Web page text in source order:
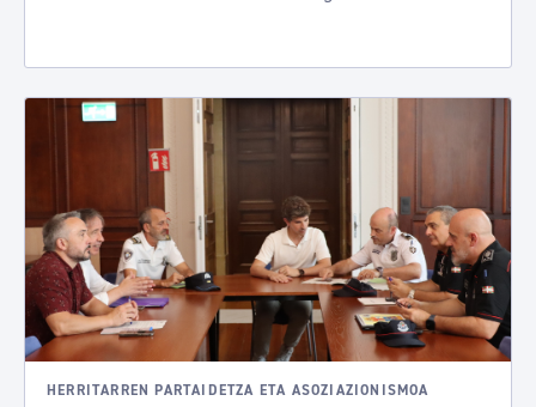
HERRITARREN PARTAIDETZA ETA ASOZIAZIONISMOA